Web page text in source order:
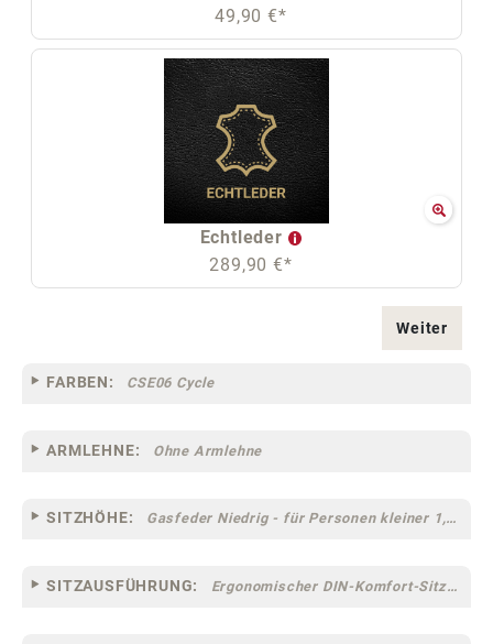
49,90 €*
Echtleder
289,90 €*
Weiter
FARBEN: CSE06 Cycle
ARMLEHNE: Ohne Armlehne
SITZHÖHE: Gasfeder Niedrig - für Personen kleiner 1,60 m
SITZAUSFÜHRUNG: Ergonomischer DIN-Komfort-Sitz [75]